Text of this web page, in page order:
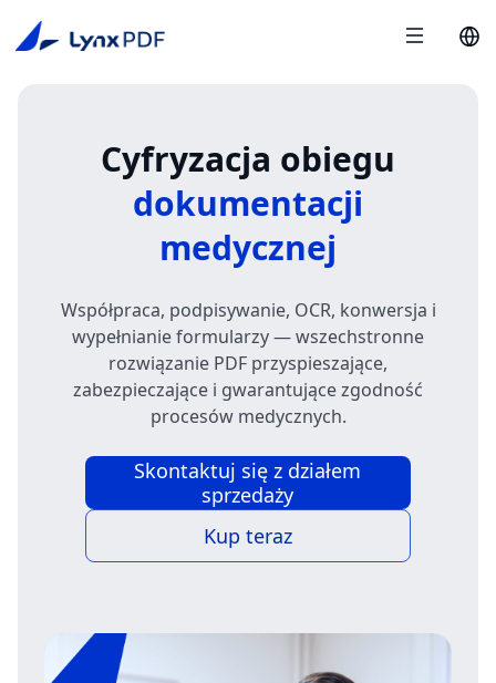
Cyfryzacja obiegu
dokumentacji
medycznej
Współpraca, podpisywanie, OCR, konwersja i
wypełnianie formularzy — wszechstronne
rozwiązanie PDF przyspieszające,
zabezpieczające i gwarantujące zgodność
procesów medycznych.
Skontaktuj się z działem
sprzedaży
Kup teraz